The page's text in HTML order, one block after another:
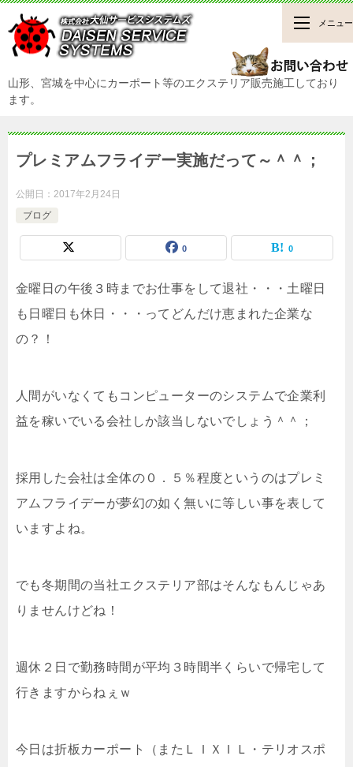
山形、宮城を中心にカーポート等のエクステリア販売施工しており
ます。
メニュー
プレミアムフライデー実施だって～＾＾；
公開日： 2017年2月24日
ブログ
0 0
金曜日の午後３時までお仕事をして退社・・・土曜日
も日曜日も休日・・・ってどんだけ恵まれた企業な
の？！
人間がいなくてもコンピューターのシステムで企業利
益を稼いでいる会社しか該当しないでしょう＾＾；
採用した会社は全体の０．５％程度というのはプレミ
アムフライデーが夢幻の如く無いに等しい事を表して
いますよね。
でも冬期間の当社エクステリア部はそんなもんじゃあ
りませんけどね！
週休２日で勤務時間が平均３時間半くらいで帰宅して
行きますからねぇｗ
今日は折板カーポート（またＬＩＸＩＬ・テリオスポ